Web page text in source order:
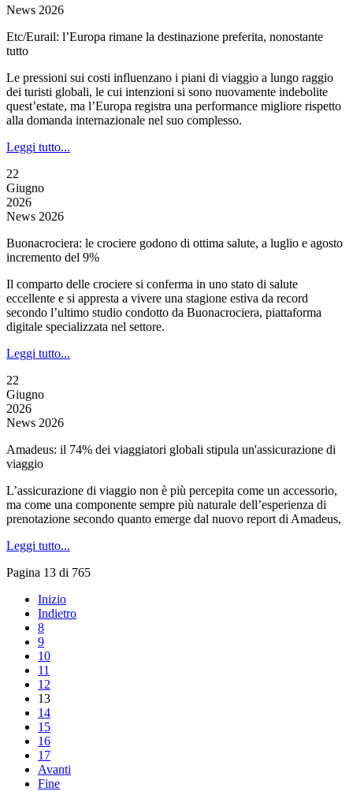
News 2026
Etc/Eurail: l’Europa rimane la destinazione preferita, nonostante
tutto
Le pressioni sui costi influenzano i piani di viaggio a lungo raggio
dei turisti globali, le cui intenzioni si sono nuovamente indebolite
quest’estate, ma l’Europa registra una performance migliore rispetto
alla domanda internazionale nel suo complesso.
Leggi tutto...
22
Giugno
2026
News 2026
Buonacrociera: le crociere godono di ottima salute, a luglio e agosto
incremento del 9%
Il comparto delle crociere si conferma in uno stato di salute
eccellente e si appresta a vivere una stagione estiva da record
secondo l’ultimo studio condotto da Buonacrociera, piattaforma
digitale specializzata nel settore.
Leggi tutto...
22
Giugno
2026
News 2026
Amadeus: il 74% dei viaggiatori globali stipula un'assicurazione di
viaggio
L’assicurazione di viaggio non è più percepita come un accessorio,
ma come una componente sempre più naturale dell’esperienza di
prenotazione secondo quanto emerge dal nuovo report di Amadeus,
Leggi tutto...
Pagina 13 di 765
Inizio
Indietro
8
9
10
11
12
13
14
15
16
17
Avanti
Fine